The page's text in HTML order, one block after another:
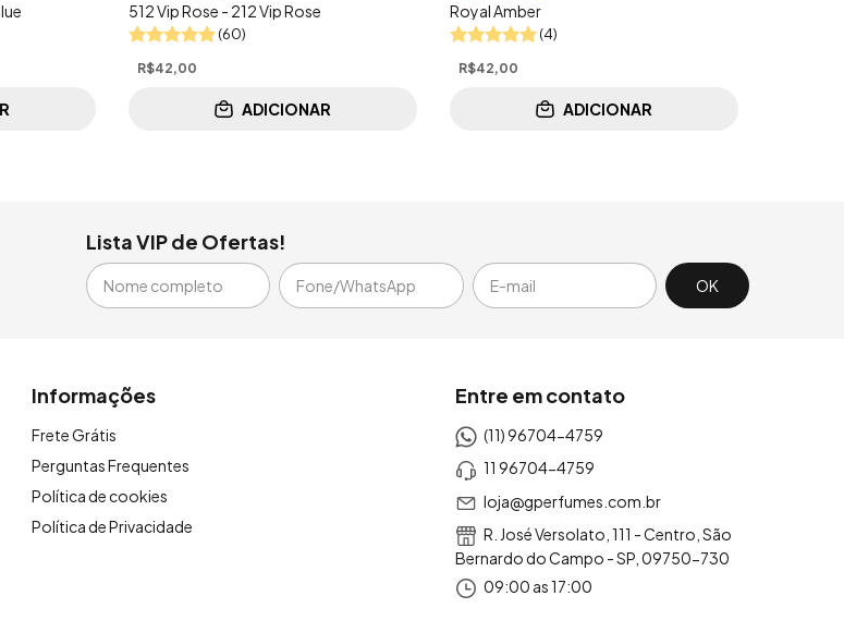
512 Vip Rose - 212 Vip Rose
(60)
R$42,00
ADICIONAR
Royal Amber
(4)
R$42,00
ADICIONAR
Lista VIP de Ofertas!
Informações
Frete Grátis
Perguntas Frequentes
Política de cookies
Política de Privacidade
Entre em contato
(11) 96704-4759
11 96704-4759
loja@gperfumes.com.br
R. José Versolato, 111 - Centro, São
Bernardo do Campo - SP, 09750-730
09:00 as 17:00